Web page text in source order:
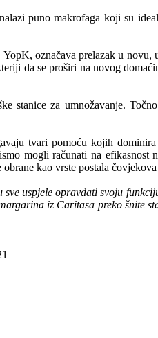
puno makrofaga koji su
označava prelazak u
da se proširi na novog
stanice za umnožavanje.
tvari pomoću kojih
mogli računati na efikasnost
kao vrste postala
uspjele opravdati svoju
iz Caritasa preko šnite